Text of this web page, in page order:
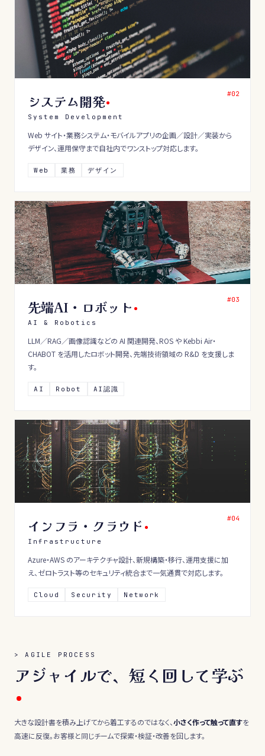
#02
システム開発
System Development
Web サイト・業務システム・モバイルアプリの企画／設計／実装から
デザイン、運用保守まで自社内でワンストップ対応します。
Web 業務 デザイン
#03
先端AI・ロボット
AI & Robotics
LLM／RAG／画像認識などの AI 関連開発、ROS や Kebbi Air・
CHABOT を活用したロボット開発、先端技術領域の R&D を支援しま
す。
AI Robot AI認識
#04
インフラ・クラウド
Infrastructure
Azure・AWS のアーキテクチャ設計、新規構築・移行、運用支援に加
え、ゼロトラスト等のセキュリティ統合まで一気通貫で対応します。
Cloud Security Network
> AGILE PROCESS
アジャイルで、短く回して学ぶ
大きな設計書を積み上げてから着工するのではなく、小さく作って触って直すを
高速に反復。お客様と同じチームで探索・検証・改善を回します。